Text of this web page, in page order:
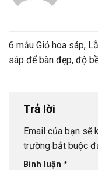
6 mẫu Giỏ hoa sáp,
sáp để bàn đẹp, độ
Trả lời
Email của bạn sẽ
trường bắt buộc
Bình luận *